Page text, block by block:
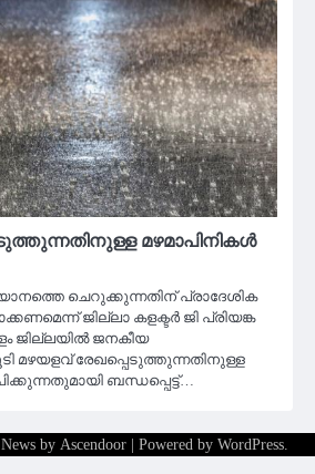
മഴമാപിനികൾ
ചെറുക്കുന്നതിന് പ്രാദേശിക
ജില്ലാ കളക്ടർ ജി പ്രിയങ്ക
ജനകീയ
മഴയളവ് രേഖപ്പെടുത്തുന്നതിനുള്ള
ബന്ധപ്പെട്ട്…
by Ascendoor| Powered by WordPress.